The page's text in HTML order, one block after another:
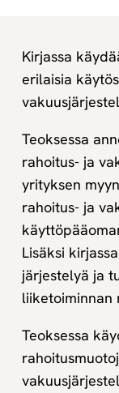
Kirjassa
erilaisia
Teoksessa
rahoitus- ja
yrityksen
rahoitus- ja
Lisäksi
järjestelyä ja
liiketoiminnan
Teoksessa